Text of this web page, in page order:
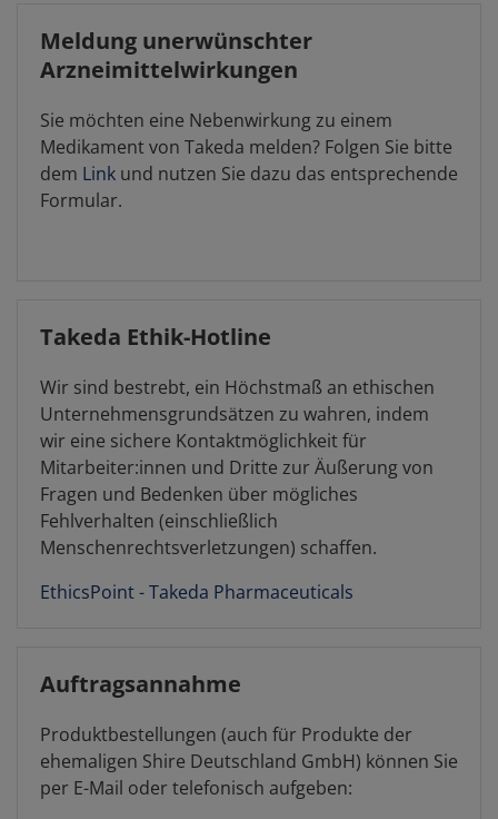
Meldung unerwünschter
Arzneimittelwirkungen
Sie möchten eine Nebenwirkung zu einem
Medikament von Takeda melden? Folgen Sie bitte
dem Link und nutzen Sie dazu das entsprechende
Formular.
Takeda Ethik-Hotline
Wir sind bestrebt, ein Höchstmaß an ethischen
Unternehmensgrundsätzen zu wahren, indem
wir eine sichere Kontaktmöglichkeit für
Mitarbeiter:innen und Dritte zur Äußerung von
Fragen und Bedenken über mögliches
Fehlverhalten (einschließlich
Menschenrechtsverletzungen) schaffen.
EthicsPoint - Takeda Pharmaceuticals
Auftragsannahme
Produktbestellungen (auch für Produkte der
ehemaligen Shire Deutschland GmbH) können Sie
per E-Mail oder telefonisch aufgeben: